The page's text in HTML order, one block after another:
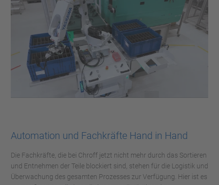
Automation und Fachkräfte Hand in Hand
Die Fachkräfte, die bei Chroff jetzt nicht mehr durch das Sortieren
und Entnehmen der Teile blockiert sind, stehen für die Logistik und
Überwachung des gesamten Prozesses zur Verfügung. Hier ist es